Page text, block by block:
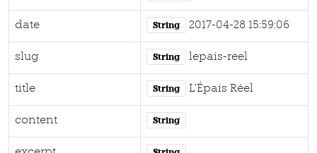
date String 2017-04-28 15:59:06
slug String lepais-reel
title String L’Épais Réel
content String